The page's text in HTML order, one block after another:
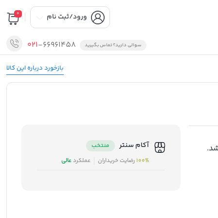
ورود/ثبت نام 0
سوالی دارید؟ تماس بگیرید 021-66961458
بازخورد درباره این کالا
آکام سنتر
منتخب
100%رضایت خریداران عملکردعالی